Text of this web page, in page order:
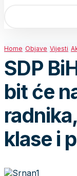
Home Objave Vijesti
SDP
bit će
klase i